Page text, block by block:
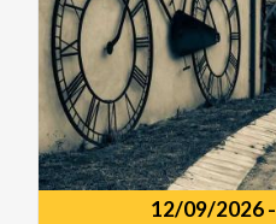
12/09/2026-